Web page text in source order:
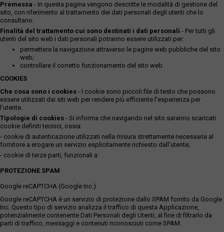
Premessa - In questa pagina vengono descritte le modalità di gestione del
sito, con riferimento al trattamento dei dati personali degli utenti che lo
consultano.
Finalità del trattamento cui sono destinati i dati personali - Per tutti gli
utenti del sito web i dati personali potranno essere utilizzati per:
permettere la navigazione attraverso le pagine web pubbliche del sito
web;
controllare il corretto funzionamento del sito web.
COOKIES
Che cosa sono i cookies - I cookie sono piccoli file di testo che possono
essere utilizzati dai siti web per rendere più efficiente l'esperienza per
l'utente.
Tipologie di cookies - Si informa che navigando nel sito saranno scaricati
cookie definiti tecnici, ossia:
- cookie di autenticazione utilizzati nella misura strettamente necessaria al
fornitore a erogare un servizio esplicitamente richiesto dall'utente;
- cookie di terze parti, funzionali a:
PROTEZIONE SPAM
Google reCAPTCHA (Google Inc.)
Google reCAPTCHA è un servizio di protezione dallo SPAM fornito da Google
Inc. Questo tipo di servizio analizza il traffico di questa Applicazione,
potenzialmente contenente Dati Personali degli Utenti, al fine di filtrarlo da
parti di traffico, messaggi e contenuti riconosciuti come SPAM.